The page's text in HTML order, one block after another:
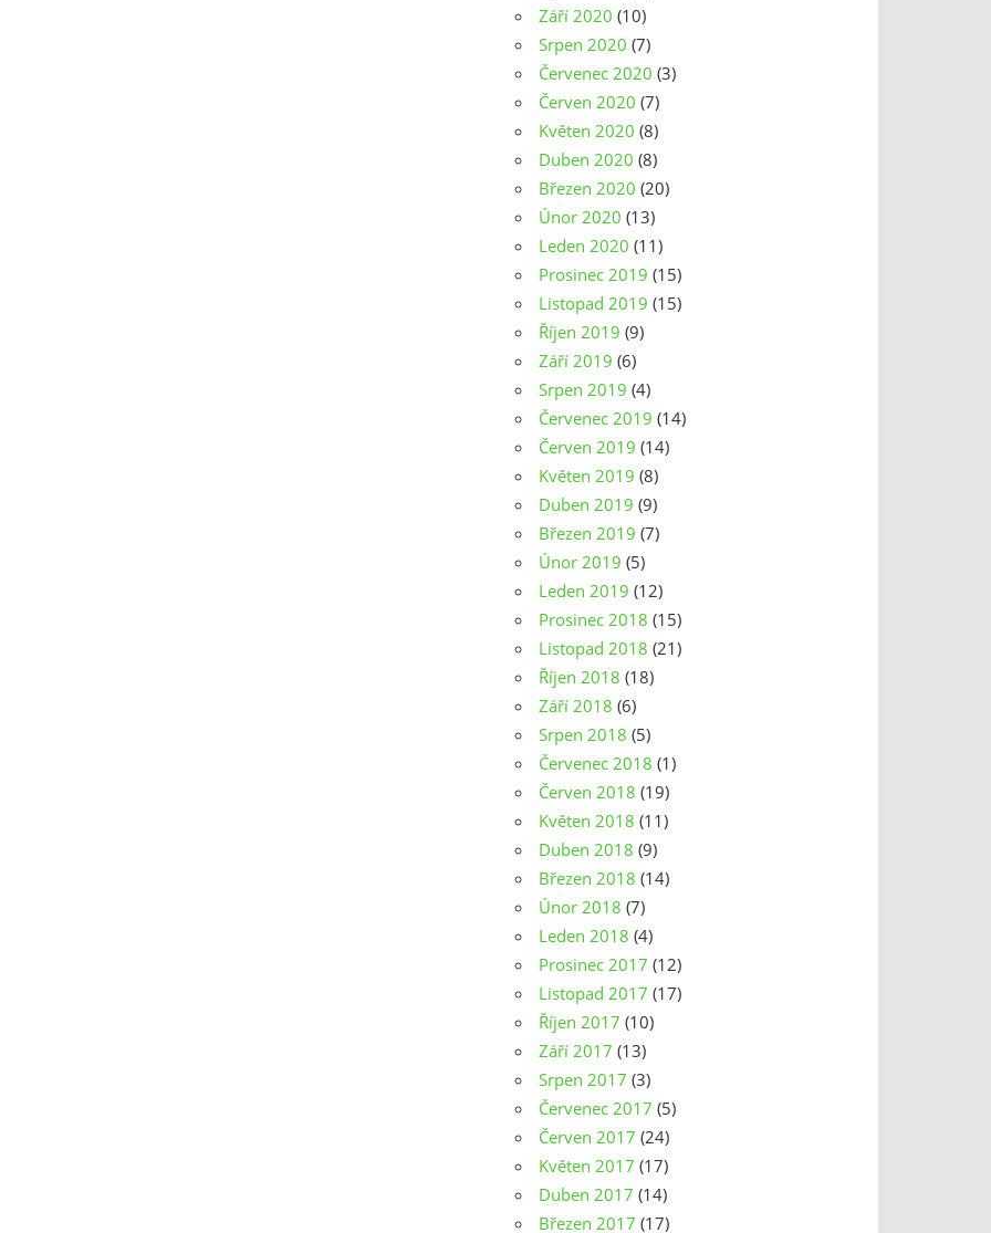
Září 2020 (10)
Srpen 2020 (7)
Červenec 2020 (3)
Červen 2020 (7)
Květen 2020 (8)
Duben 2020 (8)
Březen 2020 (20)
Únor 2020 (13)
Leden 2020 (11)
Prosinec 2019 (15)
Listopad 2019 (15)
Říjen 2019 (9)
Září 2019 (6)
Srpen 2019 (4)
Červenec 2019 (14)
Červen 2019 (14)
Květen 2019 (8)
Duben 2019 (9)
Březen 2019 (7)
Únor 2019 (5)
Leden 2019 (12)
Prosinec 2018 (15)
Listopad 2018 (21)
Říjen 2018 (18)
Září 2018 (6)
Srpen 2018 (5)
Červenec 2018 (1)
Červen 2018 (19)
Květen 2018 (11)
Duben 2018 (9)
Březen 2018 (14)
Únor 2018 (7)
Leden 2018 (4)
Prosinec 2017 (12)
Listopad 2017 (17)
Říjen 2017 (10)
Září 2017 (13)
Srpen 2017 (3)
Červenec 2017 (5)
Červen 2017 (24)
Květen 2017 (17)
Duben 2017 (14)
Březen 2017 (17)